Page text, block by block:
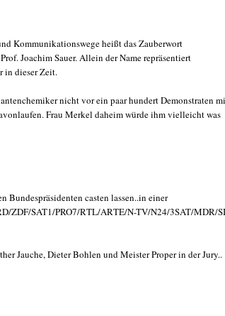
Kommunikationswege heißt das Zauberwort
Joachim Sauer. Allein der Name repräsentiert
in dieser Zeit.
nicht vor ein paar hundert Demonstraten
Frau Merkel daheim würde ihm vielleicht was
Bundespräsidenten casten lassen..in einer
ZDF/SAT1/PRO7/RTL/ARTE/N-TV/N24/3SAT/MDR/
Jauche, Dieter Bohlen und Meister Proper in der Jury..